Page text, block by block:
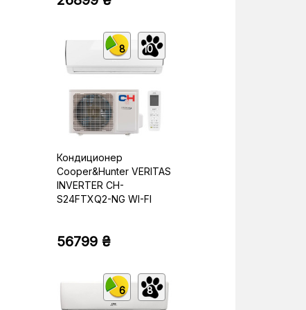
8 10
Кондиционер
Cooper&Hunter VERITAS
INVERTER CH-
S24FTXQ2-NG WI-FI
56799 ₴
6 8